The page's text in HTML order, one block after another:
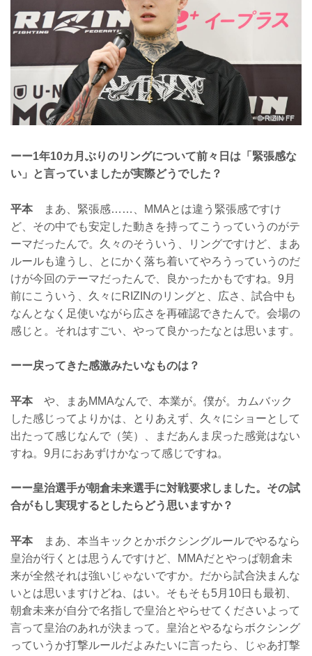
ーー1年10カ月ぶりのリングについて前々日は「緊張感な
い」と言っていましたが実際どうでした？
平本まあ、緊張感……、MMAとは違う緊張感ですけ
ど、その中でも安定した動きを持ってこうっていうのがテ
ーマだったんで。久々のそういう、リングですけど、まあ
ルールも違うし、とにかく落ち着いてやろうっていうのだ
けが今回のテーマだったんで、良かったかもですね。9月
前にこういう、久々にRIZINのリングと、広さ、試合中も
なんとなく足使いながら広さを再確認できたんで。会場の
感じと。それはすごい、やって良かったなとは思います。
ーー戻ってきた感激みたいなものは？
平本や、まあMMAなんで、本業が。僕が。カムバック
した感じってよりかは、とりあえず、久々にショーとして
出たって感じなんで（笑）、まだあんま戻った感覚はない
すね。9月におあずけかなって感じですね。
ーー皇治選手が朝倉未来選手に対戦要求しました。その試
合がもし実現するとしたらどう思いますか？
平本まあ、本当キックとかボクシングルールでやるなら
皇治が行くとは思うんですけど、MMAだとやっぱ朝倉未
来が全然それは強いじゃないですか。だから試合決まんな
いとは思いますけどね、はい。そもそも5月10日も最初、
朝倉未来が自分で名指しで皇治とやらせてくださいよって
言って皇治のあれが決まって。皇治とやるならボクシング
っていうか打撃ルールだよみたいに言ったら、じゃあ打撃